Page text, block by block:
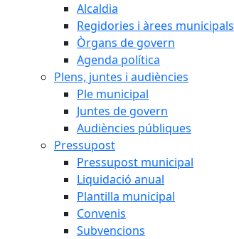
Alcaldia
Regidories i àrees municipals
Òrgans de govern
Agenda política
Plens, juntes i audiències
Ple municipal
Juntes de govern
Audiències públiques
Pressupost
Pressupost municipal
Liquidació anual
Plantilla municipal
Convenis
Subvencions